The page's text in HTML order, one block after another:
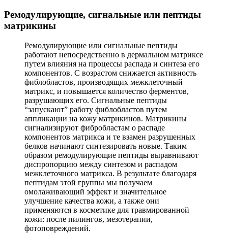
Ремодулирующие, сигнальные или пептиды
матрикины
Ремодулирующие или сигнальные пептиды
работают непосредственно в дермальном матриксе
путем влияния на процессы распада и синтеза его
компонентов. С возрастом снижается активность
фиблобластов, производящих межклеточный
матрикс, и повышается количество ферментов,
разрушающих его. Сигнальные пептиды
“запускают” работу фиблобластов путем
аппликации на кожу матрикинов. Матрикины
сигнализируют фибробластам о распаде
компонентов матрикса и те взамен разрушенных
белков начинают синтезировать новые. Таким
образом ремодулирующие пептиды выравнивают
диспропорцию между синтезом и распадом
межклеточного матрикса. В результате благодаря
пептидам этой группы мы получаем
омолаживающий эффект и значительное
улучшение качества кожи, а также они
применяются в косметике для травмированной
кожи: после пилингов, мезотерапии,
фотоповреждений.